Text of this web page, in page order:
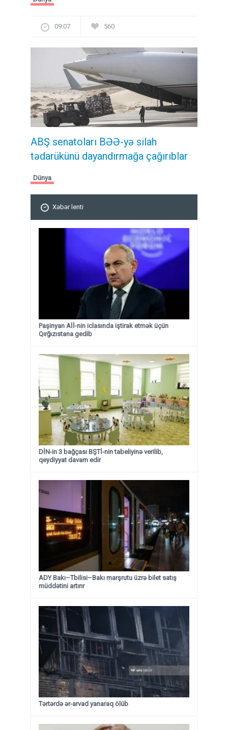
09:07 560
ABŞ senatoları BƏƏ-yə silah
tədarükünü dayandırmağa çağırıblar
Dünya
Xəbər lenti
Paşinyan Aİİ-nin iclasında iştirak etmək üçün
Qırğızıstana gedib
DİN-in 3 bağçası BŞTİ-nin tabeliyinə verilib,
qeydiyyat davam edir
ADY Bakı–Tbilisi–Bakı marşrutu üzrə bilet satış
müddətini artırır
Tərtərdə ər-arvad yanaraq ölüb